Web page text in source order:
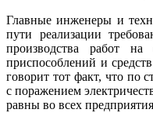
Главные инженеры и
пути реализации
производства работ
приспособлений и
говорит тот факт, что по
с поражением
равны во всех